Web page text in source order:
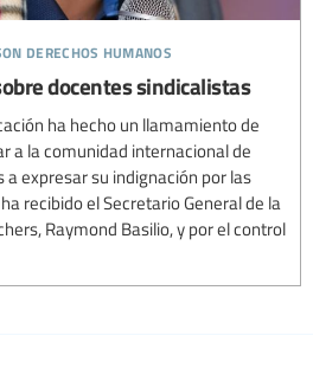
derechos humanos
docentes sindicalistas
ha hecho un llamamiento de
a la comunidad internacional de
expresar su indignación por las
recibido el Secretario General de la
Raymond Basilio, y por el control